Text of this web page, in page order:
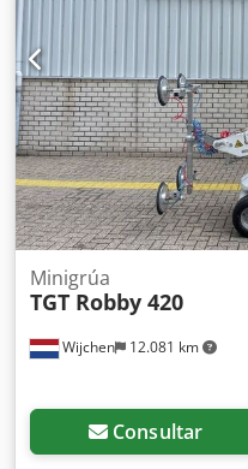
Wijchen 12.081 km
Minigrúa
TGT Robby 420
Consultar